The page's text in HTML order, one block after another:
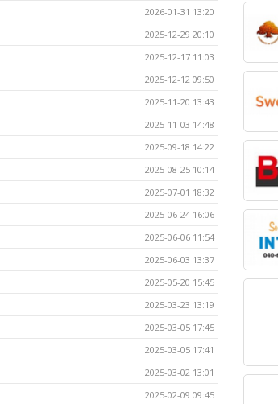
2026-01-31 13:20
2025-12-29 20:10
2025-12-17 11:03
2025-12-12 09:50
2025-11-20 13:43
2025-11-03 14:48
2025-09-18 14:22
2025-08-25 10:14
2025-07-01 18:32
2025-06-24 16:06
2025-06-06 11:54
2025-06-03 13:37
2025-05-20 15:45
2025-03-23 13:19
2025-03-05 17:45
2025-03-05 17:41
2025-03-02 13:01
2025-02-09 09:45